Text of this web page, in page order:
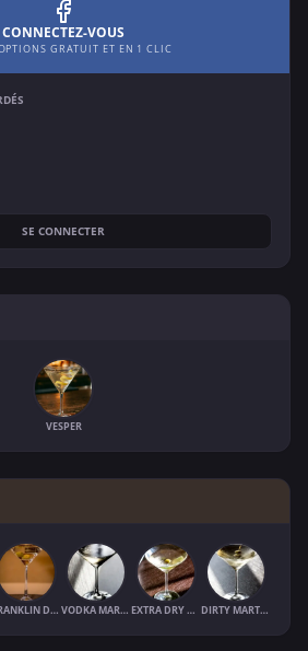
CONNECTEZ-VOUS
GRATUIT ET EN 1 CLIC
SE CONNECTER
VESPER
FRANKLIN DRY MARTINI VODKA MARTINI EXTRA-DRY EXTRA DRY MARTINI DIRTY MARTINI